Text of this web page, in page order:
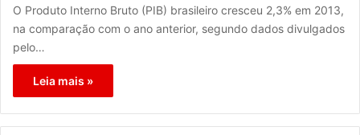
O Produto Interno Bruto (PIB) brasileiro cresceu 2,3% em 2013,
na comparação com o ano anterior, segundo dados divulgados
pelo…
Leia mais »